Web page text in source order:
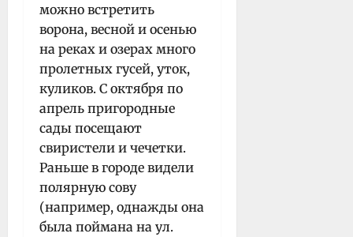
можно встретить
ворона, весной и осенью
на реках и озерах много
пролетных гусей, уток,
куликов. С октября по
апрель пригородные
сады посещают
свиристели и чечетки.
Раньше в городе видели
полярную сову
(например, однажды она
была поймана на ул.